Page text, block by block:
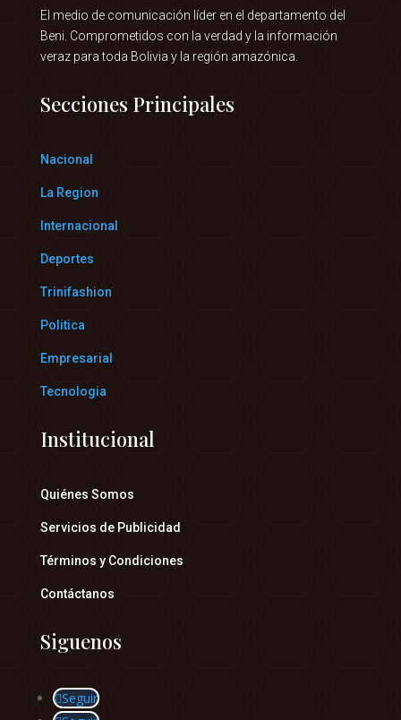
El medio de comunicación líder en el departamento del
Beni. Comprometidos con la verdad y la información
veraz para toda Bolivia y la región amazónica.
Secciones Principales
Nacional
La Region
Internacional
Deportes
Trinifashion
Politica
Empresarial
Tecnologia
Institucional
Quiénes Somos
Servicios de Publicidad
Términos y Condiciones
Contáctanos
Siguenos
Seguir